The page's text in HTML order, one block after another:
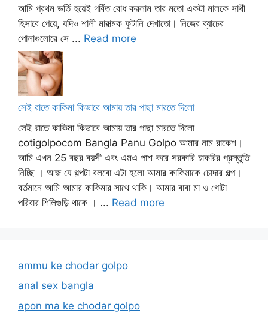
আমি প্রথম ভর্তি হয়েই গর্বিত বোধ করলাম তার মতো একটা মালকে সাথী
হিসাবে পেয়ে, যদিও শালী মারাত্মক ফুটানি দেখাতো। নিজের ব্যাচের
পোলাগুলোরে সে ... Read more
সেই রাতে কাকিমা কিভাবে আমায় তার পাছা মারতে দিলো
সেই রাতে কাকিমা কিভাবে আমায় তার পাছা মারতে দিলো
cotigolpocom Bangla Panu Golpo আমার নাম রাকেশ।
আমি এখন 25 বছর বয়সী এবং এমএ পাশ করে সরকারি চাকরির প্রস্তুতি
নিচ্ছি । আজ যে গল্পটা বলবো এটা হলো আমার কাকিমাকে চোদার গল্প।
বর্তমানে আমি আমার কাকিমার সাথে থাকি। আমার বাবা মা ও গোটা
পরিবার শিলিগুড়ি থাকে । ... Read more
ammu ke chodar golpo
anal sex bangla
apon ma ke chodar golpo